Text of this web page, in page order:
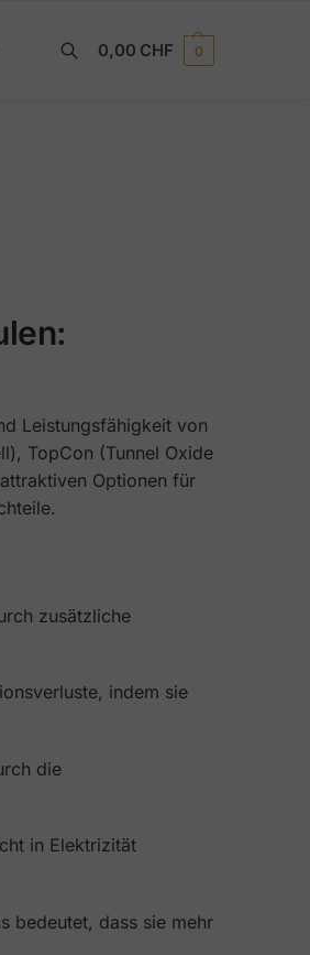
0,00 CHF 0
Leistungsfähigkeit von
TopCon (Tunnel Oxide
Optionen für
zusätzliche
indem sie
die
in Elektrizität
bedeutet, dass sie mehr